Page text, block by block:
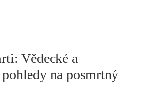
Vědecké a
pohledy na posmrtný